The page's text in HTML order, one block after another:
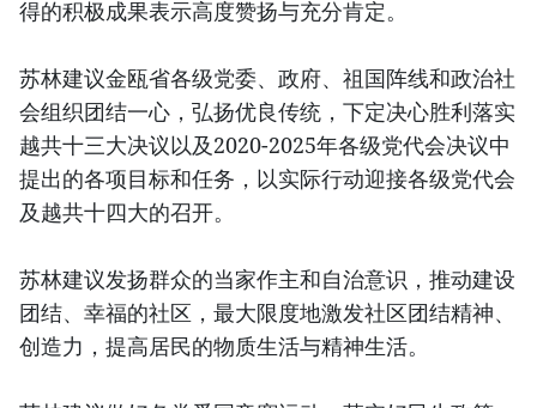
得的积极成果表示高度赞扬与充分肯定。
苏林建议金瓯省各级党委、政府、祖国阵线和政治社
会组织团结一心，弘扬优良传统，下定决心胜利落实
越共十三大决议以及2020-2025年各级党代会决议中
提出的各项目标和任务，以实际行动迎接各级党代会
及越共十四大的召开。
苏林建议发扬群众的当家作主和自治意识，推动建设
团结、幸福的社区，最大限度地激发社区团结精神、
创造力，提高居民的物质生活与精神生活。